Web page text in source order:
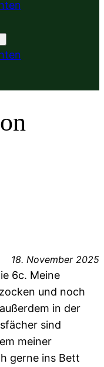
18. November 2025
6c. Meine
und noch
in der
sind
meiner
gerne ins Bett